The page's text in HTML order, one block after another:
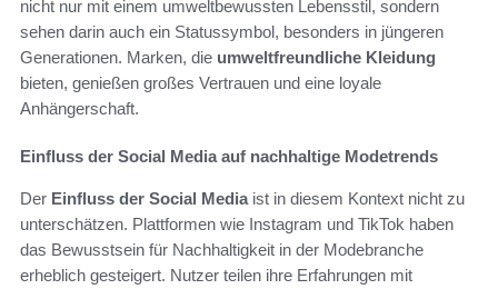
nicht nur mit einem umweltbewussten Lebensstil, sondern
sehen darin auch ein Statussymbol, besonders in jüngeren
Generationen. Marken, die umweltfreundliche Kleidung
bieten, genießen großes Vertrauen und eine loyale
Anhängerschaft.
Einfluss der Social Media auf nachhaltige Modetrends
Der Einfluss der Social Mediaist in diesem Kontext nicht zu
unterschätzen. Plattformen wie Instagram und TikTok haben
das Bewusstsein für Nachhaltigkeit in der Modebranche
erheblich gesteigert. Nutzer teilen ihre Erfahrungen mit